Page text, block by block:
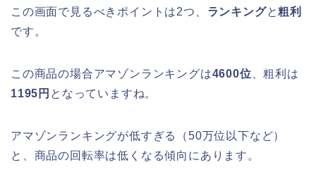
この画面で見るべきポイントは2つ、 ランキングと粗利
です。
この商品の場合アマゾンランキングは4600位 、粗利は
1195円 となっていますね。
アマゾンランキングが低すぎる（50万位以下など）
と、商品の回転率は低くなる傾向にあります。